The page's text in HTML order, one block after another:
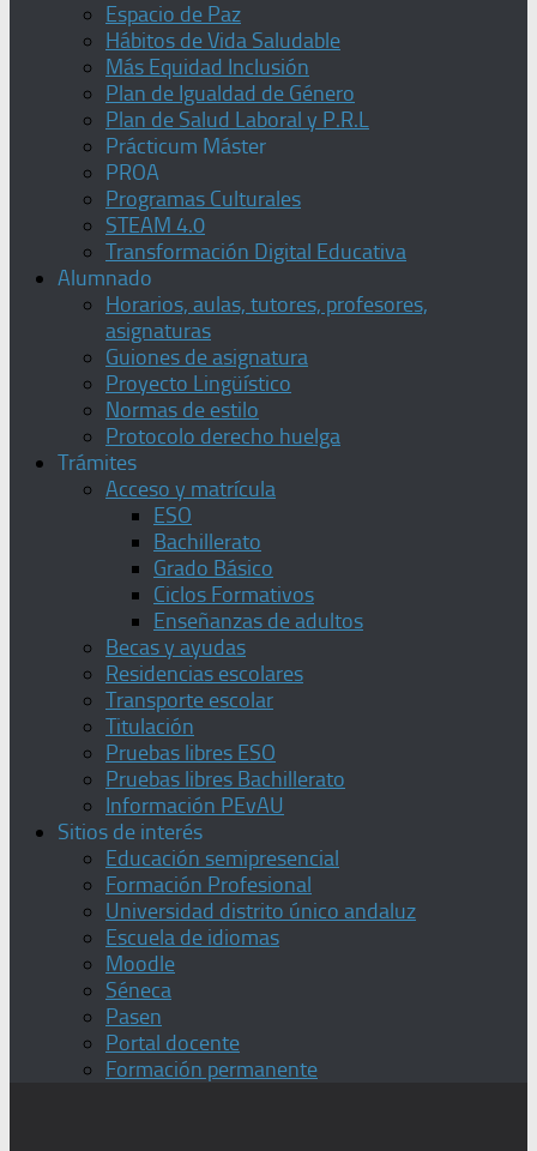
Espacio de Paz
Hábitos de Vida Saludable
Más Equidad Inclusión
Plan de Igualdad de Género
Plan de Salud Laboral y P.R.L
Prácticum Máster
PROA
Programas Culturales
STEAM 4.0
Transformación Digital Educativa
Alumnado
Horarios, aulas, tutores, profesores,
asignaturas
Guiones de asignatura
Proyecto Lingüístico
Normas de estilo
Protocolo derecho huelga
Trámites
Acceso y matrícula
ESO
Bachillerato
Grado Básico
Ciclos Formativos
Enseñanzas de adultos
Becas y ayudas
Residencias escolares
Transporte escolar
Titulación
Pruebas libres ESO
Pruebas libres Bachillerato
Información PEvAU
Sitios de interés
Educación semipresencial
Formación Profesional
Universidad distrito único andaluz
Escuela de idiomas
Moodle
Séneca
Pasen
Portal docente
Formación permanente